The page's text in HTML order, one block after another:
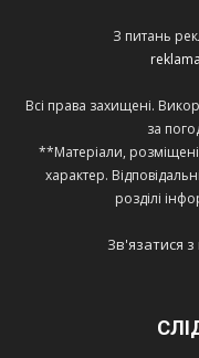
З питань
Всі права захищені.
за
**Матеріали,
характер.
розділі
Зв'язатися